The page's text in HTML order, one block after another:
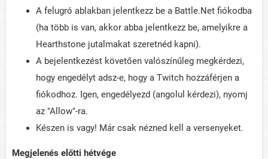
A felugró ablakban jelentkezz be a Battle.Net fiókodba
(ha több is van, akkor abba jelentkezz be, amelyikre a
Hearthstone jutalmakat szeretnéd kapni).
A bejelentkezést követően valószínűleg megkérdezi,
hogy engedélyt adsz-e, hogy a Twitch hozzáférjen a
fiókodhoz. Igen, engedélyezd (angolul kérdezi), nyomj
az "Allow"-ra.
Készen is vagy! Már csak nézned kell a versenyeket.
Megjelenés előtti hétvége